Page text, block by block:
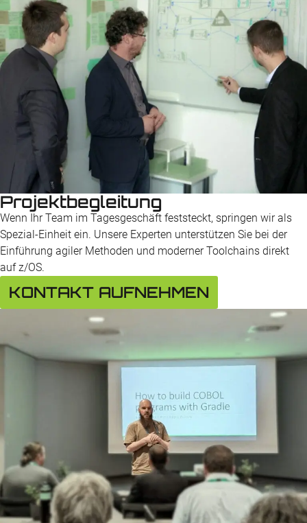
Projektbegleitung
Wenn Ihr Team im Tages­geschäft feststeckt, springen wir als
Spezial-Einheit ein. Unsere Experten unterstützen Sie bei der
Einführung agiler Methoden und moderner Toolchains direkt
auf z/OS.
KONTAKT AUFNEHMEN